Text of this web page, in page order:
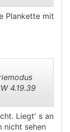
Plankette mit
4.19.39
Liegt' s an
nicht sehen